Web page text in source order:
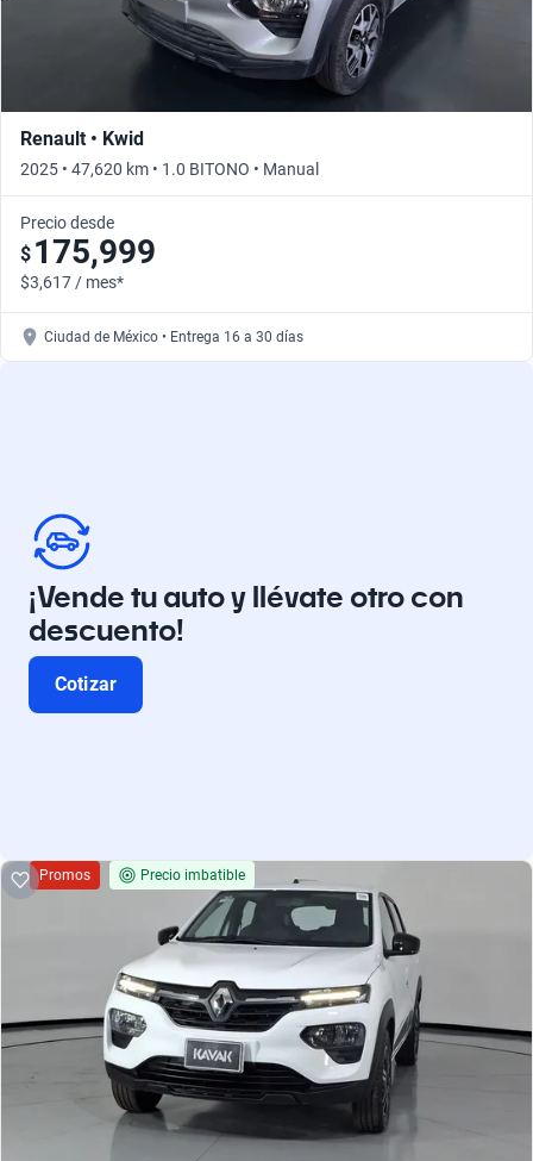
Renault • Kwid
2025 • 47,620 km • 1.0 BITONO • Manual
Precio desde
$ 175,999
$3,617 / mes*
Ciudad de México • Entrega 16 a 30 días
¡Vende tu auto y llévate otro con
descuento!
Cotizar
Promos Precio imbatible